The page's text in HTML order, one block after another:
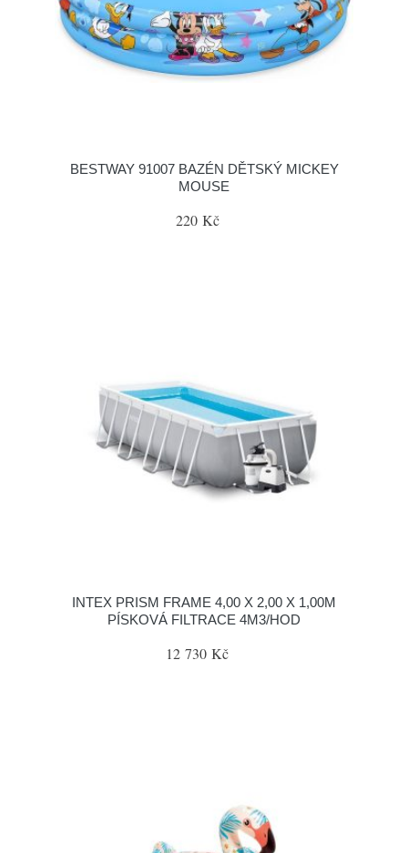
BESTWAY 91007 BAZÉN DĚTSKÝ MICKEY
MOUSE
220 Kč
INTEX PRISM FRAME 4,00 X 2,00 X 1,00M
PÍSKOVÁ FILTRACE 4M3/HOD
12 730 Kč